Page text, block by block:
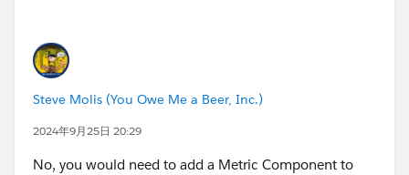
Steve Molis (You Owe Me a Beer, Inc.)
2024年9月25日 20:29
No, you would need to add a Metric Component to